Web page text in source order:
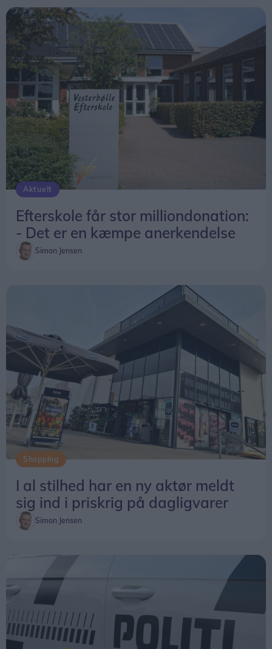
Aktuelt
Efterskole får stor milliondonation:
- Det er en kæmpe anerkendelse
Simon Jensen
Shopping
I al stilhed har en ny aktør meldt
sig ind i priskrig på dagligvarer
Simon Jensen